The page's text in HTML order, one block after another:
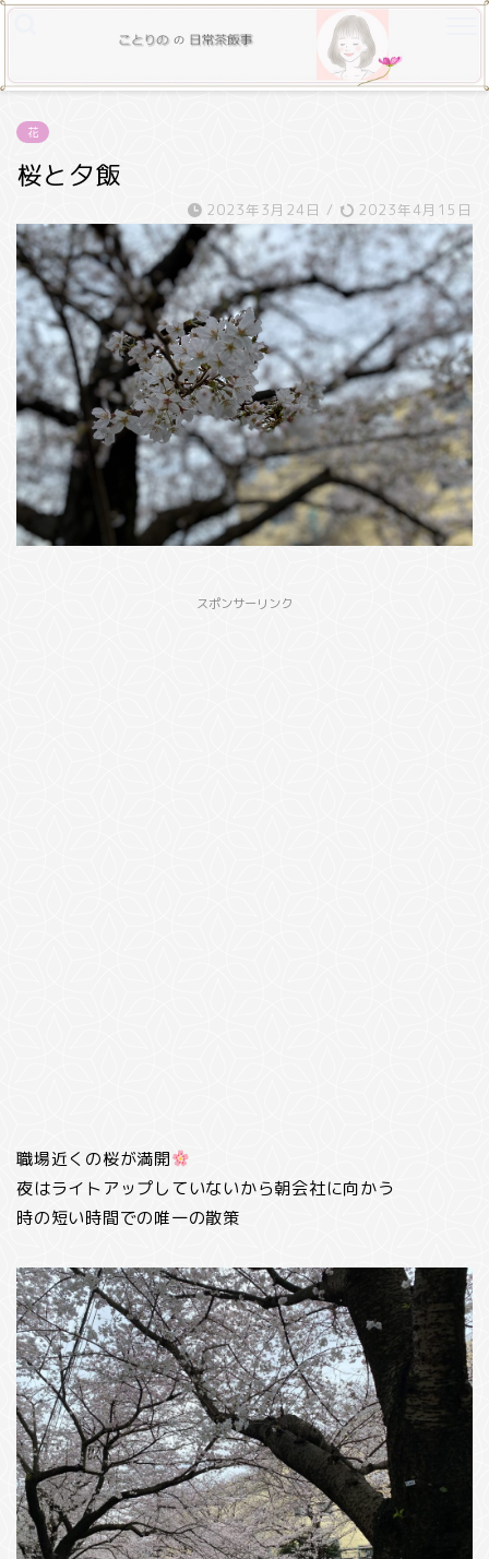
花
桜と夕飯
2023年3月24日 / 2023年4月15日
スポンサーリンク
職場近くの桜が満開
夜はライトアップしていないから朝会社に向かう
時の短い時間での唯一の散策